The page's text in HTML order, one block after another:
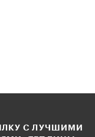
С ЛУЧШИМИ